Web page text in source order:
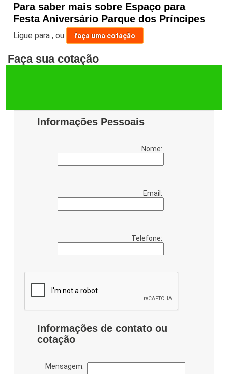
Para saber mais sobre Espaço para
Festa Aniversário Parque dos Príncipes
Ligue para,ou faça uma cotação
Faça sua cotação
Informações Pessoais
Nome:
Email:
Telefone:
Informações de contato ou
cotação
Mensagem: